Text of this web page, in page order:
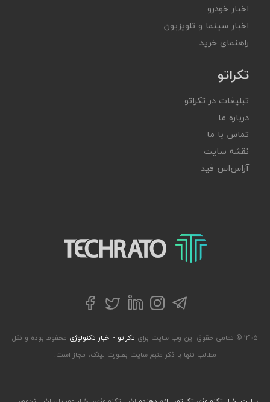
اخبار خودرو
اخبار سینما و تلویزیون
راهنمای خرید
تکراتو
تبلیغات در تکراتو
درباره ما
تماس با ما
نقشه سایت
آر‌اس‌اس فید
تکراتو – زندگی با تکنولوژی
تلگراماینستاگرام
لینکداینتوییترفیسبوک
۱۴۰۵ © تمامی حقوق این وب سایت برای تکراتو - اخبار تکنولوژی محفوظ بوده و نقل
مطالب تنها با ذکر منبع سایت بصورت لینک، مجاز است.